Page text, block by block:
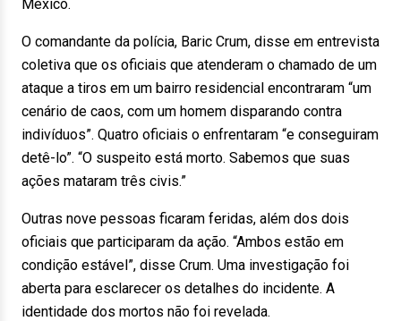
México.
O comandante da polícia, Baric Crum, disse em entrevista
coletiva que os oficiais que atenderam o chamado de um
ataque a tiros em um bairro residencial encontraram “um
cenário de caos, com um homem disparando contra
indivíduos”. Quatro oficiais o enfrentaram “e conseguiram
detê-lo”. “O suspeito está morto. Sabemos que suas
ações mataram três civis.”
Outras nove pessoas ficaram feridas, além dos dois
oficiais que participaram da ação. “Ambos estão em
condição estável”, disse Crum. Uma investigação foi
aberta para esclarecer os detalhes do incidente. A
identidade dos mortos não foi revelada.